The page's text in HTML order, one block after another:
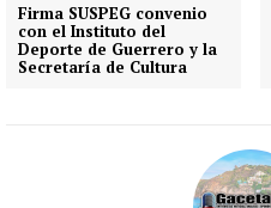
Firma SUSPEG convenio
con el Instituto del
Deporte de Guerrero y la
Secretaría de Cultura